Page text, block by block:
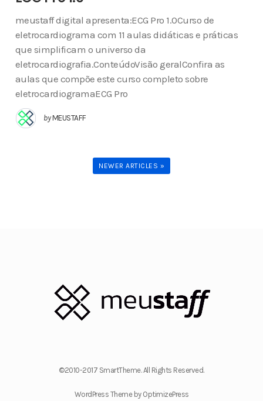
meustaff digital apresenta:ECG Pro 1.0Curso de
eletrocardiograma com 11 aulas didáticas e práticas
que simplificam o universo da
eletrocardiografia.ConteúdoVisão geralConfira as
aulas que compõe este curso completo sobre
eletrocardiogramaECG Pro
by MEUSTAFF
NEWER ARTICLES »
©2010-2017 SmartTheme. All Rights Reserved.
WordPress Theme by OptimizePress